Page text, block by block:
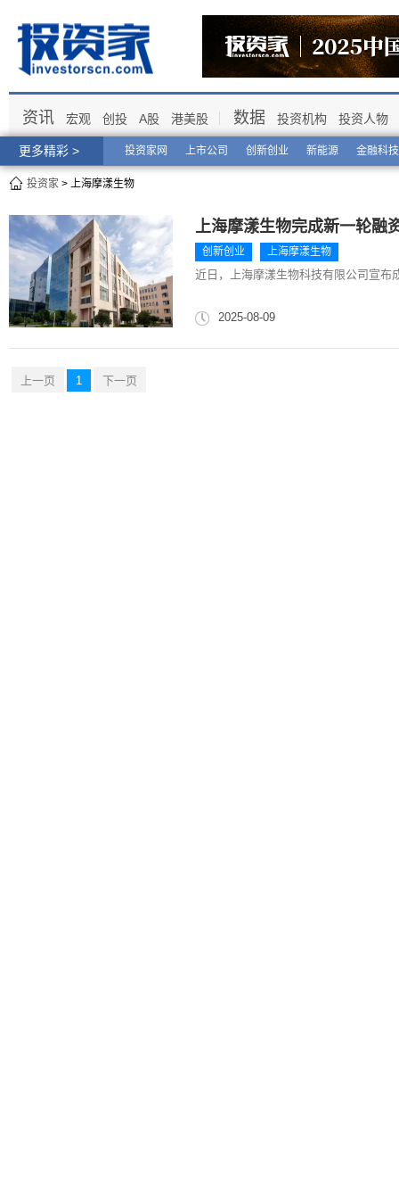
更多精彩 > 投资家网 上市公司 创新创业 新能源 金融科技
资讯 宏观 创投 A股 港美股 数据 投资机构 投资人物
投资家 > 上海摩漾生物
上海摩漾生物完成新一轮融
创新创业 上海摩漾生物
近日，上海摩漾生物科技有限公司宣布
2025-08-09
上一页 1 下一页